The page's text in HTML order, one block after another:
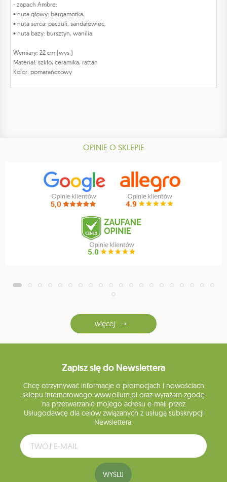
- zapach Ambre:
• nuta głowy: bergamotka,
• nuta serca: paczuli, sandałowiec,
• nuta bazy: bursztyn, wanilia.
Wymiary: 22 cm (wys.)
Materiał: szkło, ceramika, rattan
Kolor: pomarańczowy
OPINIE O SKLEPIE
więcej
Zapisz się do Newslettera
Chcę otrzymywać informacje o promocjach i nowościach
sklepu internetowego www.olium.pl oraz wyrażam zgodę
na przetwarzanie mojego adresu e-mail przez
Usługodawcę dla celów związanych z usługą subskrypcji
Newslettera.
WYŚLIJ